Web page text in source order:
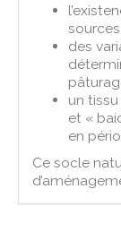
des
un
et «
en
Ce socle